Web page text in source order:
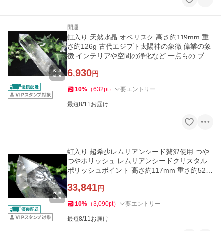
開運
虹入り 天然水晶 オベリスク 高さ約119mm 重
さ約126g 古代エジプト太陽神の象徴 偉業の象
徴 インテリアや空間の浄化など 一点もの ブラ
6,930円
10% （632pt） 要エントリー
最短8/11お届け
虹入り 超希少レムリアンシード贅沢使用 つや
つやポリッシュ レムリアンシードクリスタル
ポリッシュポイント 高さ約117mm 重さ約523
33,841円
10% （3,090pt） 要エントリー
最短8/11お届け